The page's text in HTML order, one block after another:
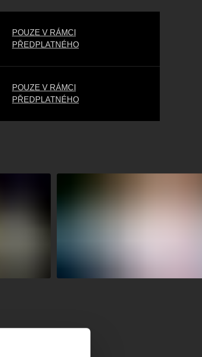
POUZE V RÁMCI
PŘEDPLATNÉHO
POUZE V RÁMCI
PŘEDPLATNÉHO